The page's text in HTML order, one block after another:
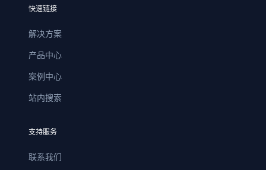
快速链接
解决方案
产品中心
案例中心
站内搜索
支持服务
联系我们